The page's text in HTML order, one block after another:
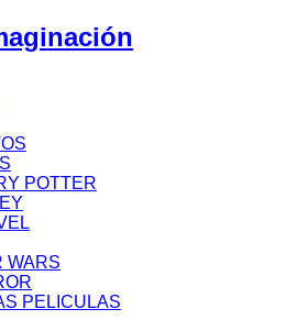
POTTER
WARS
PELICULAS